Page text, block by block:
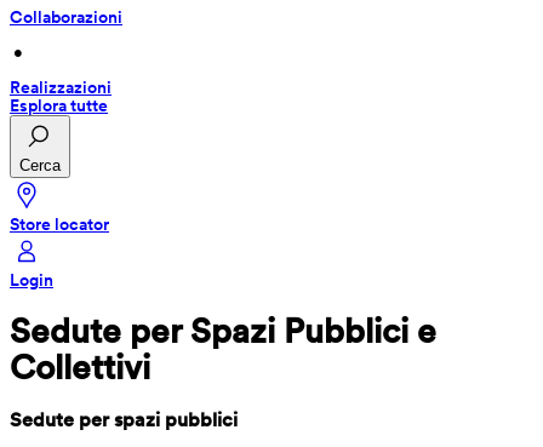
Collaborazioni
•
Realizzazioni
Esplora tutte
Cerca
Store locator
Login
Sedute per Spazi Pubblici e
Collettivi
Sedute per spazi pubblici